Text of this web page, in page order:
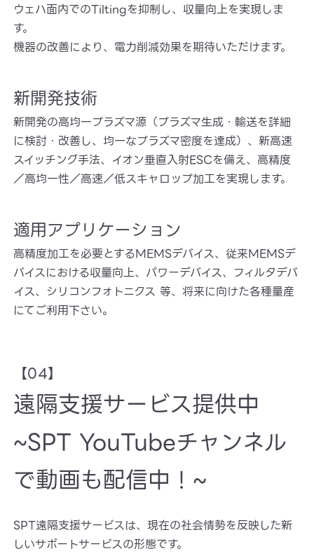
ウェハ面内でのTiltingを抑制し、収量向上を実現しま
す。
機器の改善により、電力削減効果を期待いただけます。
新開発技術
新開発の高均一プラズマ源（プラズマ生成・輸送を詳細
に検討・改善し、均一なプラズマ密度を達成）、新高速
スイッチング手法、イオン垂直入射ESCを備え、高精度
／高均一性／高速／低スキャロップ加工を実現します。
適用アプリケーション
高精度加工を必要とするMEMSデバイス、従来MEMSデ
バイスにおける収量向上、パワーデバイス、フィルタデバ
イス、シリコンフォトニクス 等、将来に向けた各種量産
にてご利用下さい。
【04】
遠隔支援サービス提供中
~SPT YouTubeチャンネル
で動画も配信中！~
SPT遠隔支援サービスは、現在の社会情勢を反映した新
しいサポートサービスの形態です。